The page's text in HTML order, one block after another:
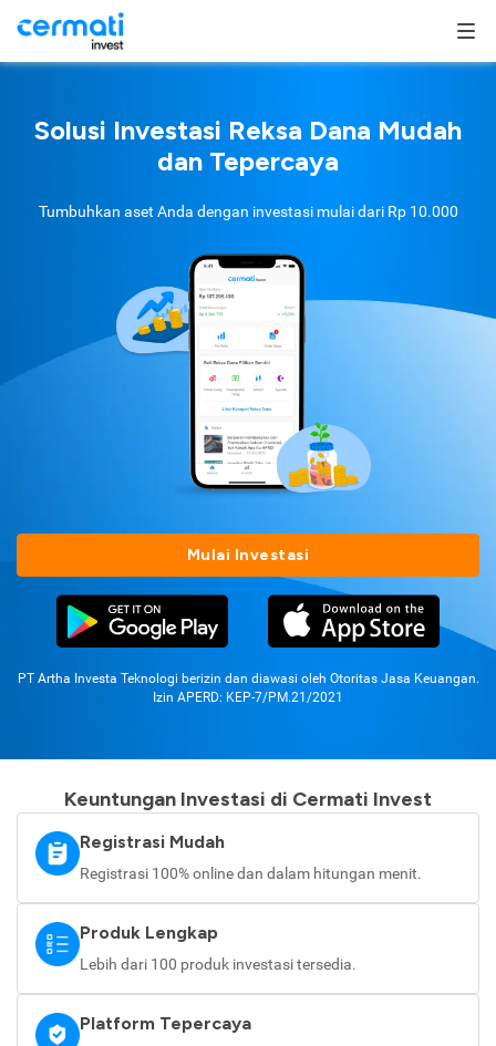
Solusi Investasi Reksa Dana Mudah
dan Tepercaya
Tumbuhkan aset Anda dengan investasi mulai dari Rp 10.000
Mulai Investasi
PT Artha Investa Teknologi berizin dan diawasi oleh Otoritas Jasa Keuangan.
Izin APERD: KEP-7/PM.21/2021
Keuntungan Investasi di Cermati Invest
Registrasi Mudah
Registrasi 100% online dan dalam hitungan menit.
Produk Lengkap
Lebih dari 100 produk investasi tersedia.
Platform Tepercaya